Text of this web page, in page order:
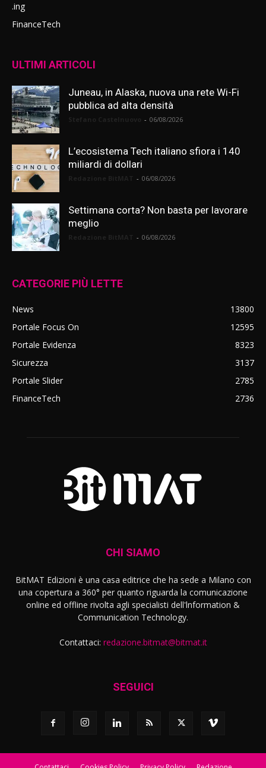
.ing
FinanceTech
ULTIMI ARTICOLI
Juneau, in Alaska, nuova una rete Wi-Fi
pubblica ad alta densità
- 06/08/2026
L’ecosistema Tech italiano sfiora i 140
miliardi di dollari
- 06/08/2026
Settimana corta? Non basta per lavorare
meglio
- 06/08/2026
CATEGORIE PIÙ LETTE
News
13800
Portale Focus On
12595
Portale Evidenza
8323
Sicurezza
3137
Portale Slider
2785
FinanceTech
2736
CHI SIAMO
BitMAT Edizioni è una casa editrice che ha sede a Milano con
una copertura a 360° per quanto riguarda la comunicazione
online ed offline rivolta agli specialisti dell'lnformation &
Communication Technology.
Contattaci: redazione.bitmat@bitmat.it
SEGUICI